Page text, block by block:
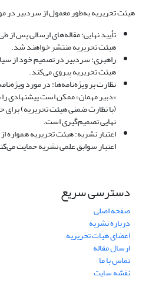
هیئت تحریریه به‌طور معمول از سردبیر در
تأیید نهایی: مقاله‌های ارسالی پس از
هیئت تحریریه منتشر خواهند شد.
راهبری: سردبیر در تصمیم خود از
هیئت تحریریه پیروی می‌کند.
نظارت بر ویژه‌نامه‌ها: در مورد
«دبیر مهمان» ممکن است پیشنهادی
(با نظارت ضمنی هیئت تحریریه) برای
نهایی تصمیم‌گیری است.
اعتبار نشریه: هیئت تحریریه
اعتبار سوابق علمی نشریه حمایت
دسترسی سریع
صفحه اصلی
درباره نشریه
اعضای هیات تحریریه
ارسال مقاله
تماس با ما
نقشه سایت